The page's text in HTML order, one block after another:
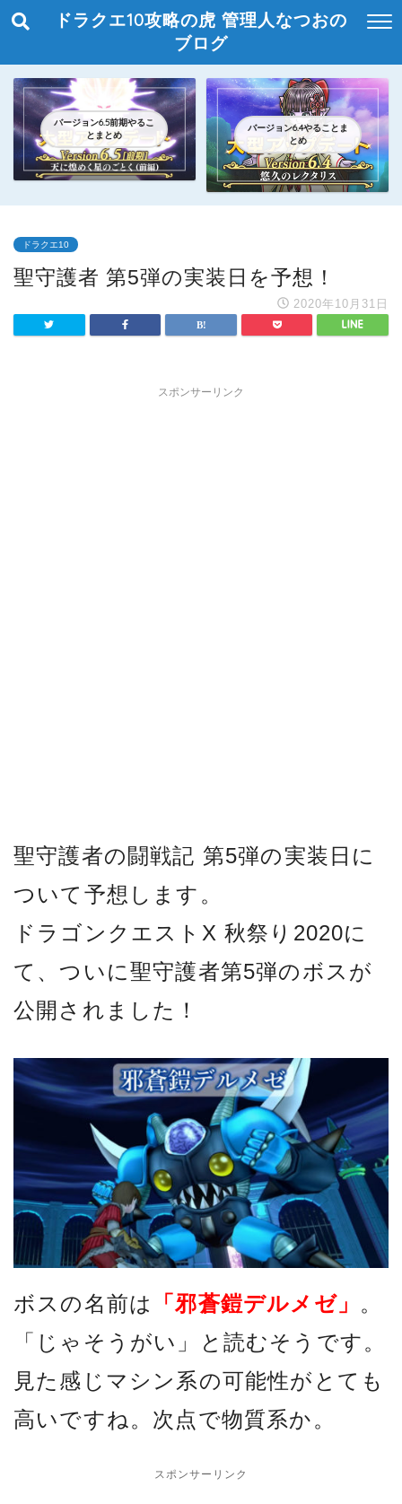
ドラクエ10攻略の虎 管理人なつおの
ブログ
バージョン6.5前期やるこ
とまとめ
バージョン6.4やることま
とめ
ドラクエ10
聖守護者 第5弾の実装日を予想！
2020年10月31日
スポンサーリンク
聖守護者の闘戦記 第5弾の実装日に
ついて予想します。
ドラゴンクエストX 秋祭り2020に
て、ついに聖守護者第5弾のボスが
公開されました！
ボスの名前は 「邪蒼鎧デルメゼ」 。
「じゃそうがい」と読むそうです。
見た感じマシン系の可能性がとても
高いですね。次点で物質系か。
スポンサーリンク